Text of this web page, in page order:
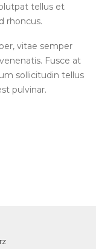
tellus et
rhoncus.
vitae semper
Fusce at
sollicitudin tellus
pulvinar.